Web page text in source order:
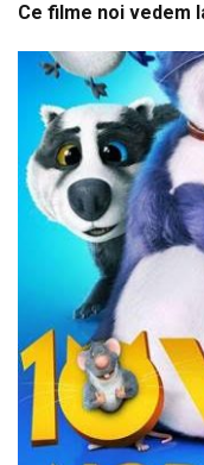
Ce filme noi vedem